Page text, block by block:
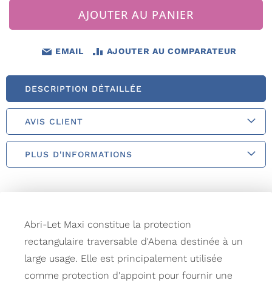
AJOUTER AU PANIER
EMAIL AJOUTER AU COMPARATEUR
DESCRIPTION DÉTAILLÉE
AVIS CLIENT
PLUS D'INFORMATIONS
Abri-Let Maxi constitue la protection
rectangulaire traversable d'Abena destinée à un
large usage. Elle est principalement utilisée
comme protection d'appoint pour fournir une